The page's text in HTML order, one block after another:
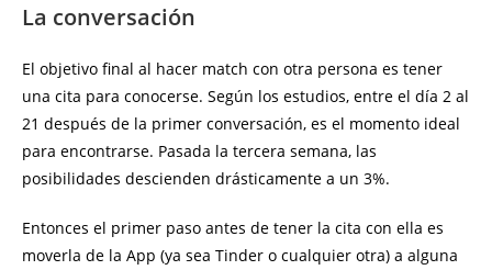
La conversación
El objetivo final al hacer match con otra persona es tener
una cita para conocerse. Según los estudios, entre el día 2 al
21 después de la primer conversación, es el momento ideal
para encontrarse. Pasada la tercera semana, las
posibilidades descienden drásticamente a un 3%.
Entonces el primer paso antes de tener la cita con ella es
moverla de la App (ya sea Tinder o cualquier otra) a alguna